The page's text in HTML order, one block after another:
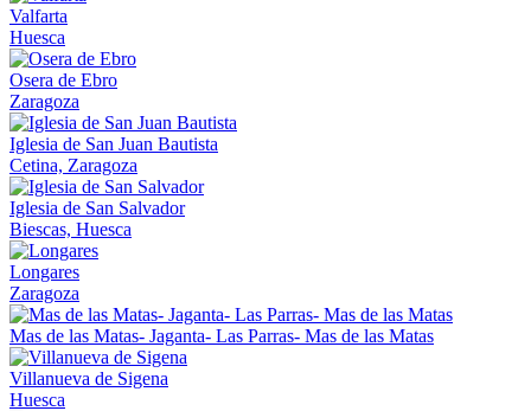
Valfarta
Huesca
Osera de Ebro
Zaragoza
Iglesia de San Juan Bautista
Cetina, Zaragoza
Iglesia de San Salvador
Biescas, Huesca
Longares
Zaragoza
Mas de las Matas- Jaganta- Las Parras- Mas de las Matas
Villanueva de Sigena
Huesca